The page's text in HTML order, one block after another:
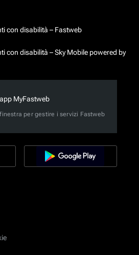
con disabilità – Fastweb
con disabilità – Sky Mobile powered by
MyFastweb
per gestire i servizi Fastweb